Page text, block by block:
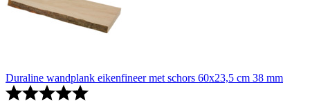
Duraline wandplank eikenfineer met schors 60x23,5 cm 38 mm